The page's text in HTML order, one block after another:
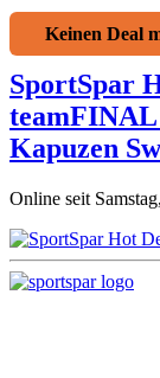
Keinen Deal
SportSpar
teamFINAL
Kapuzen
Online seit